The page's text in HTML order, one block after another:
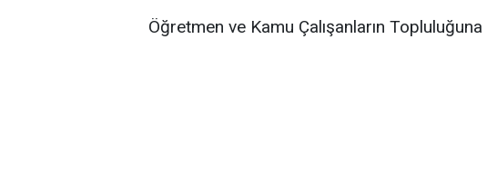
Öğretmen ve Kamu Çalışanların Topluluğuna